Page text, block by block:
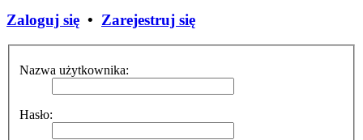
Zaloguj się • Zarejestruj się
Nazwa użytkownika:
Hasło: